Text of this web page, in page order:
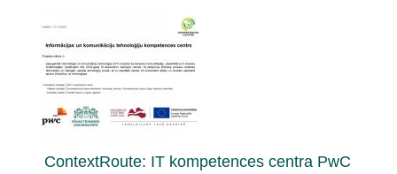
ContextRoute: IT kompetences centra PwC